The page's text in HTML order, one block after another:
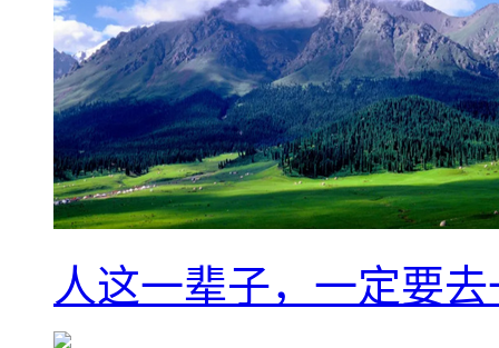
人这一辈子，一定要